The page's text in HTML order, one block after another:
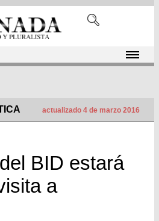
actualizado 4 de marzo 2016
BID estará
a